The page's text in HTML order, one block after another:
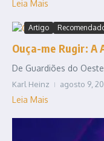
Leia Mais
Artigo
Ouça-me Rugir: A
De Guardiões do
Karl Heinz agosto 9,
Leia Mais